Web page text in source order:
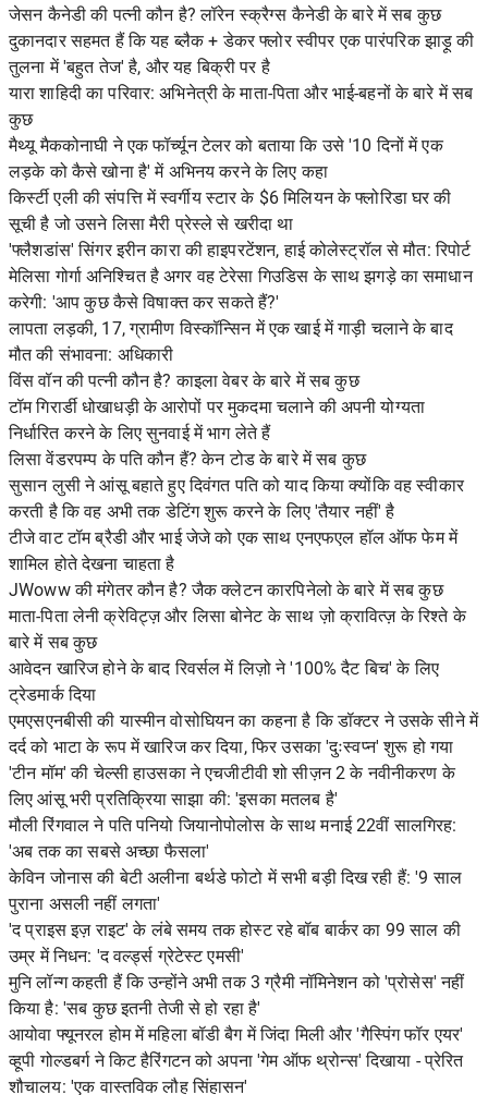
जेसन कैनेडी की पत्नी कौन है? लॉरेन स्क्रैग्स कैनेडी के बारे में सब कुछ
दुकानदार सहमत हैं कि यह ब्लैक + डेकर फ्लोर स्वीपर एक पारंपरिक झाड़ू की
तुलना में 'बहुत तेज' है, और यह बिक्री पर है
यारा शाहिदी का परिवार: अभिनेत्री के माता-पिता और भाई-बहनों के बारे में सब
कुछ
मैथ्यू मैककोनाघी ने एक फॉर्च्यून टेलर को बताया कि उसे '10 दिनों में एक
लड़के को कैसे खोना है' में अभिनय करने के लिए कहा
किर्स्टी एली की संपत्ति में स्वर्गीय स्टार के $6 मिलियन के फ्लोरिडा घर की
सूची है जो उसने लिसा मैरी प्रेस्ले से खरीदा था
'फ्लैशडांस' सिंगर इरीन कारा की हाइपरटेंशन, हाई कोलेस्ट्रॉल से मौत: रिपोर्ट
मेलिसा गोर्गा अनिश्चित है अगर वह टेरेसा गिउडिस के साथ झगड़े का समाधान
करेगी: 'आप कुछ कैसे विषाक्त कर सकते हैं?'
लापता लड़की, 17, ग्रामीण विस्कॉन्सिन में एक खाई में गाड़ी चलाने के बाद
मौत की संभावना: अधिकारी
विंस वॉन की पत्नी कौन है? काइला वेबर के बारे में सब कुछ
टॉम गिरार्डी धोखाधड़ी के आरोपों पर मुकदमा चलाने की अपनी योग्यता
निर्धारित करने के लिए सुनवाई में भाग लेते हैं
लिसा वेंडरपम्प के पति कौन हैं? केन टोड के बारे में सब कुछ
सुसान लुसी ने आंसू बहाते हुए दिवंगत पति को याद किया क्योंकि वह स्वीकार
करती है कि वह अभी तक डेटिंग शुरू करने के लिए 'तैयार नहीं' है
टीजे वाट टॉम ब्रैडी और भाई जेजे को एक साथ एनएफएल हॉल ऑफ फेम में
शामिल होते देखना चाहता है
JWoww की मंगेतर कौन है? जैक क्लेटन कारपिनेलो के बारे में सब कुछ
माता-पिता लेनी क्रेविट्ज़ और लिसा बोनेट के साथ ज़ो क्रावित्ज़ के रिश्ते के
बारे में सब कुछ
आवेदन खारिज होने के बाद रिवर्सल में लिज़ो ने '100% दैट बिच' के लिए
ट्रेडमार्क दिया
एमएसएनबीसी की यास्मीन वोसोघियन का कहना है कि डॉक्टर ने उसके सीने में
दर्द को भाटा के रूप में खारिज कर दिया, फिर उसका 'दुःस्वप्न' शुरू हो गया
'टीन मॉम' की चेल्सी हाउसका ने एचजीटीवी शो सीज़न 2 के नवीनीकरण के
लिए आंसू भरी प्रतिक्रिया साझा की: 'इसका मतलब है'
मौली रिंगवाल ने पति पनियो जियानोपोलोस के साथ मनाई 22वीं सालगिरह:
'अब तक का सबसे अच्छा फैसला'
केविन जोनास की बेटी अलीना बर्थडे फोटो में सभी बड़ी दिख रही हैं: '9 साल
पुराना असली नहीं लगता'
'द प्राइस इज़ राइट' के लंबे समय तक होस्ट रहे बॉब बार्कर का 99 साल की
उम्र में निधन: 'द वर्ल्ड्स ग्रेटेस्ट एमसी'
मुनि लॉन्ग कहती हैं कि उन्होंने अभी तक 3 ग्रैमी नॉमिनेशन को 'प्रोसेस' नहीं
किया है: 'सब कुछ इतनी तेजी से हो रहा है'
आयोवा फ्यूनरल होम में महिला बॉडी बैग में जिंदा मिली और 'गैस्पिंग फॉर एयर'
व्हूपी गोल्डबर्ग ने किट हैरिंगटन को अपना 'गेम ऑफ थ्रोन्स' दिखाया - प्रेरित
शौचालय: 'एक वास्तविक लौह सिंहासन'